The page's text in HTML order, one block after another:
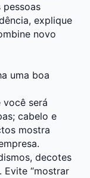
explique
novo
uma boa
você será
cabelo e
mostra
decotes
Evite “mostrar